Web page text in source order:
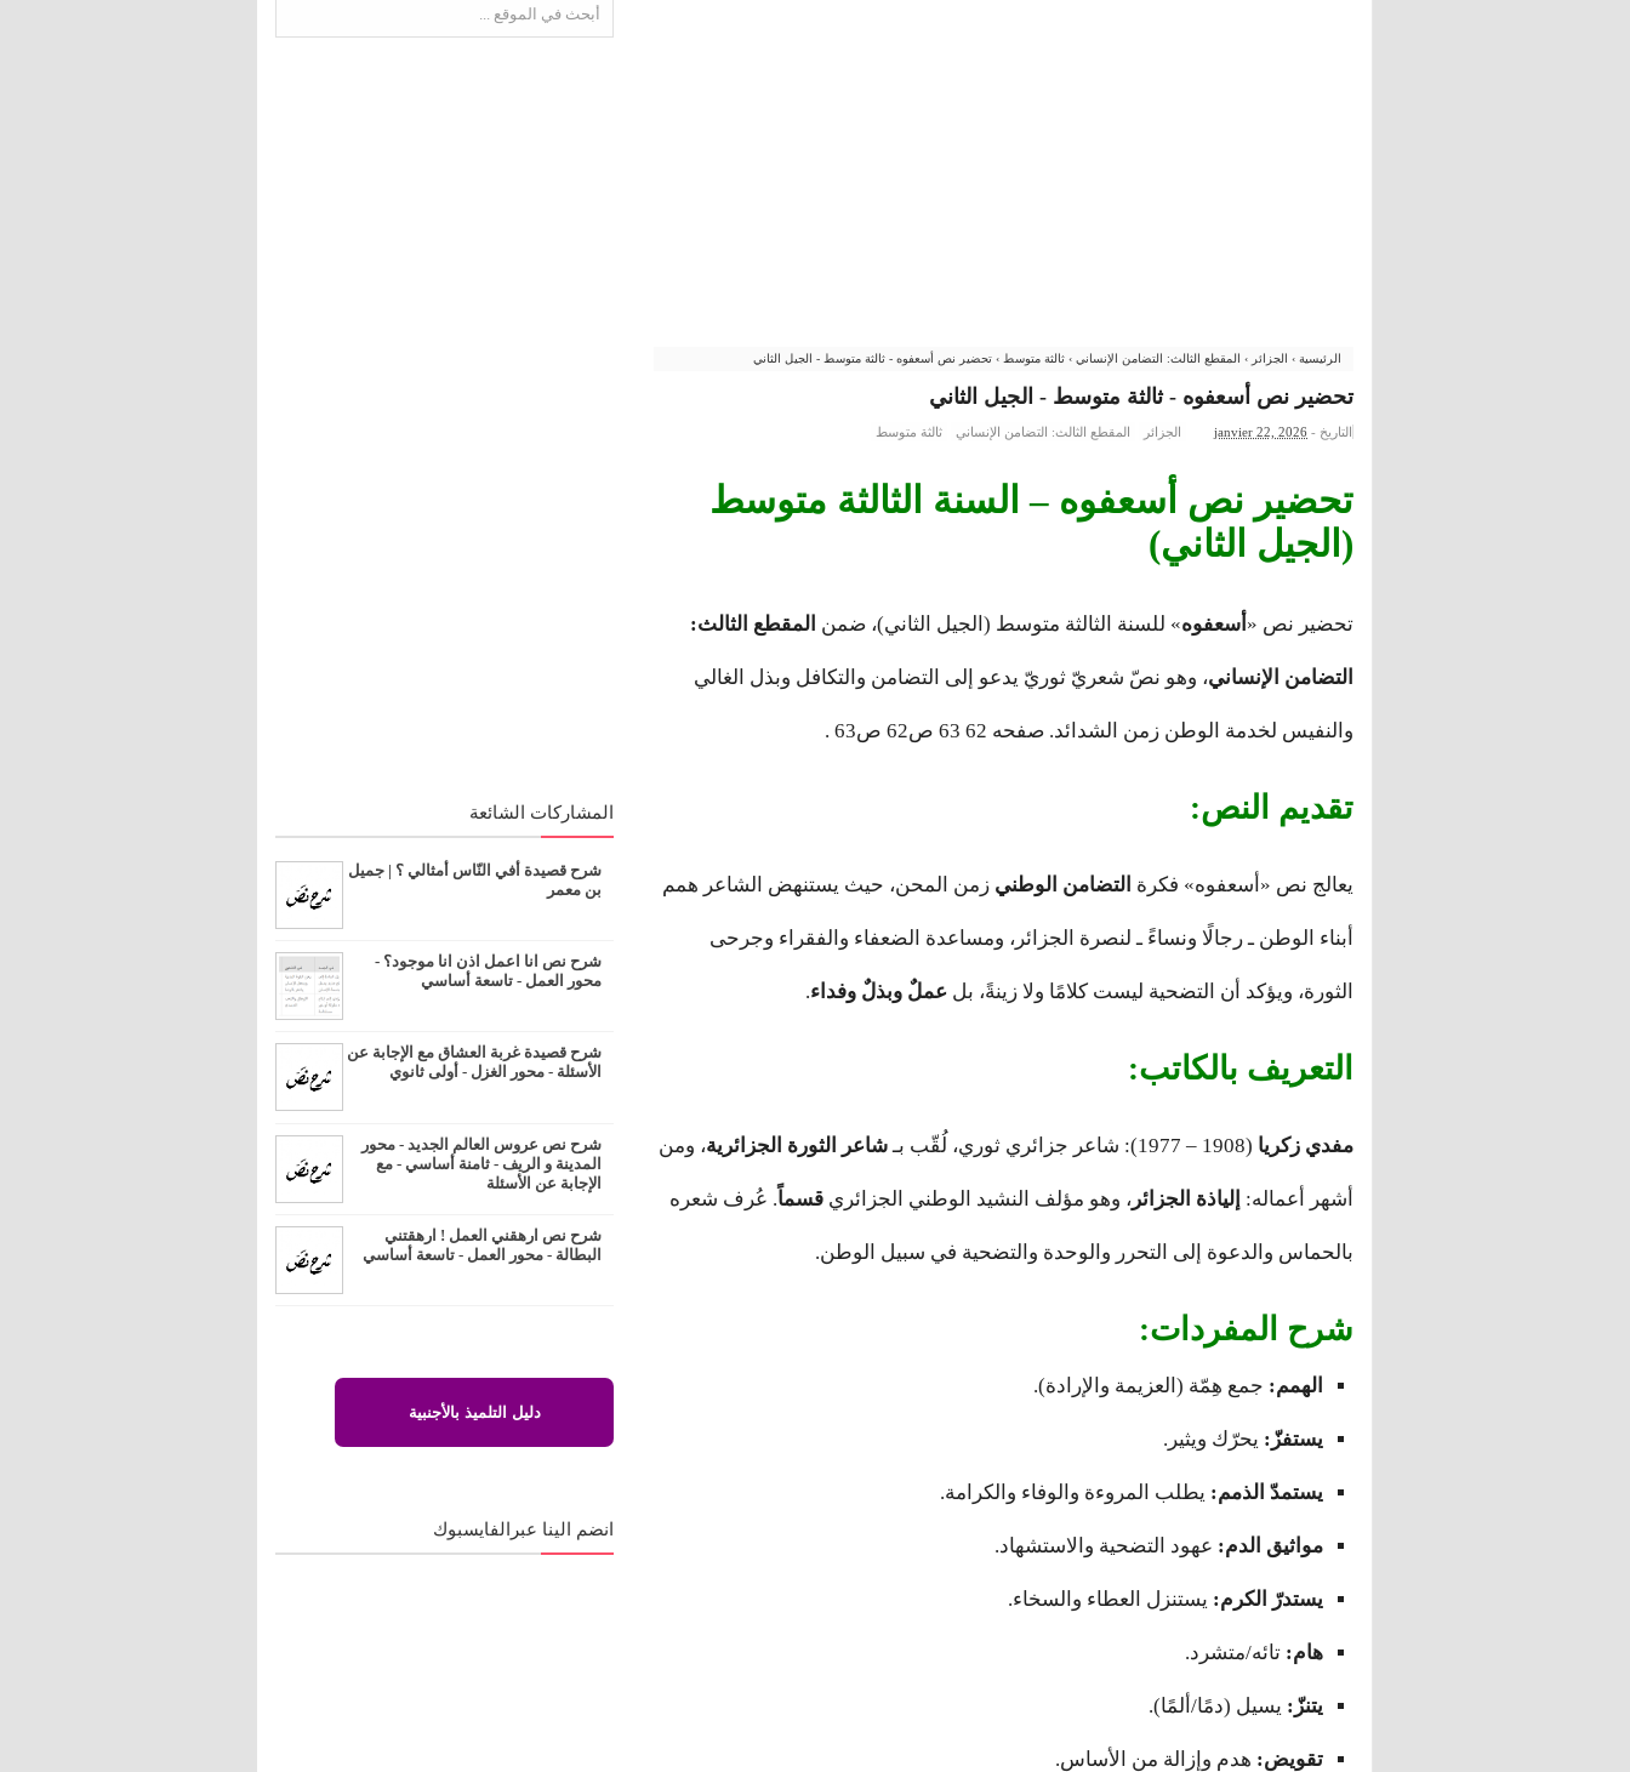
الرئيسية › الجزائر › المقطع الثالث: التضامن الإنساني › ثالثة متوسط › تحضير نص أسعفوه - ثالثة متوسط - الجيل الثاني
تحضير نص أسعفوه - ثالثة متوسط - الجيل الثاني
التاريخ - janvier 22, 2026 الجزائر المقطع الثالث: التضامن الإنساني ثالثة متوسط
تحضير نص أسعفوه – السنة الثالثة متوسط
(الجيل الثاني)
تحضير نص « أسعفوه» للسنة الثالثة متوسط (الجيل الثاني)، ضمن المقطع الثالث:
التضامن الإنساني، وهو نصّ شعريّ ثوريّ يدعو إلى التضامن والتكافل وبذل الغالي
والنفيس لخدمة الوطن زمن الشدائد. صفحه 62 63 ص62 ص63 .
تقديم النص:
يعالج نص «أسعفوه» فكرة التضامن الوطني زمن المحن، حيث يستنهض الشاعر همم
أبناء الوطن ـ رجالًا ونساءً ـ لنصرة الجزائر، ومساعدة الضعفاء والفقراء وجرحى
الثورة، ويؤكد أن التضحية ليست كلامًا ولا زينةً، بل عملٌ وبذلٌ وفداء.
التعريف بالكاتب:
مفدي زكريا (1908 – 1977): شاعر جزائري ثوري، لُقّب بـ شاعر الثورة الجزائرية، ومن
أشهر أعماله: إلياذة الجزائر ، وهو مؤلف النشيد الوطني الجزائري قسماً. عُرف شعره
بالحماس والدعوة إلى التحرر والوحدة والتضحية في سبيل الوطن.
شرح المفردات:
الهمم: جمع هِمّة (العزيمة والإرادة).
يستفزّ: يحرّك ويثير.
يستمدّ الذمم: يطلب المروءة والوفاء والكرامة.
مواثيق الدم: عهود التضحية والاستشهاد.
يستدرّ الكرم: يستنزل العطاء والسخاء.
هام: تائه/متشرد.
يتنزّ: يسيل (دمًا/ألمًا).
تقويض: هدم وإزالة من الأساس.
المشاركات الشائعة
شرح قصيدة أفي النّاس أمثالي ؟ | جميل
بن معمر
شرح نص انا اعمل اذن انا موجود؟ -
محور العمل - تاسعة أساسي
شرح قصيدة غربة العشاق مع الإجابة عن
الأسئلة - محور الغزل - أولى ثانوي
شرح نص عروس العالم الجديد - محور
المدينة و الريف - ثامنة أساسي - مع
الإجابة عن الأسئلة
شرح نص ارهقني العمل ! ارهقتني
البطالة - محور العمل - تاسعة أساسي
دليل التلميذ بالأجنبية
انضم الينا عبرالفايسبوك